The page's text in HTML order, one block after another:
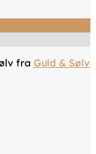
fra Guld & Sølv